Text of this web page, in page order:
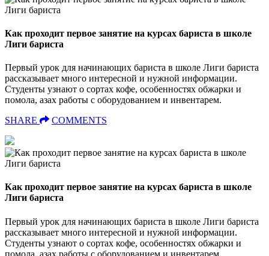
Как проходит первое занятие на курсах бариста в школе
Лиги бариста
Первый урок для начинающих бариста в школе Лиги бариста
рассказывает много интересной и нужной информации.
Студенты узнают о сортах кофе, особенностях обжарки и
помола, азах работы с оборудованием и инвентарем.
SHARE
COMMENTS
Как проходит первое занятие на курсах бариста в школе
Лиги бариста
Первый урок для начинающих бариста в школе Лиги бариста
рассказывает много интересной и нужной информации.
Студенты узнают о сортах кофе, особенностях обжарки и
помола, азах работы с оборудованием и инвентарем.